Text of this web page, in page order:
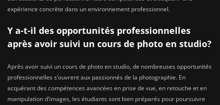
expérience concrète dans un environnement professionnel.
Y a-t-il des opportunités professionnelles
après avoir suivi un cours de photo en studio?
Après avoir suivi un cours de photo en studio, de nombreuses opportunités
professionnelles s’ouvrent aux passionnés de la photographie. En
acquérant des compétences avancées en prise de vue, en retouche et en
manipulation d’images, les étudiants sont bien préparés pour poursuivre